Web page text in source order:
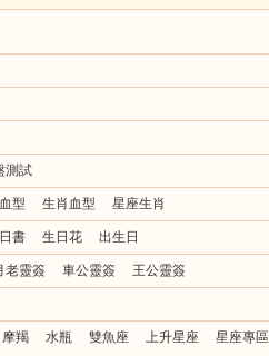
測試
型 生肖血型 星座生肖
書 生日花 出生日
老靈簽 車公靈簽 王公靈簽
摩羯 水瓶 雙魚座 上升星座 星座專區